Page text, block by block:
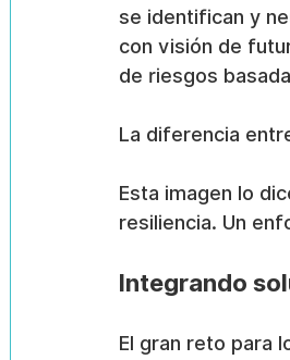
se identifican y
con visión de
de riesgos
La diferencia
Esta imagen lo
resiliencia. Un
Integrando
El gran reto para